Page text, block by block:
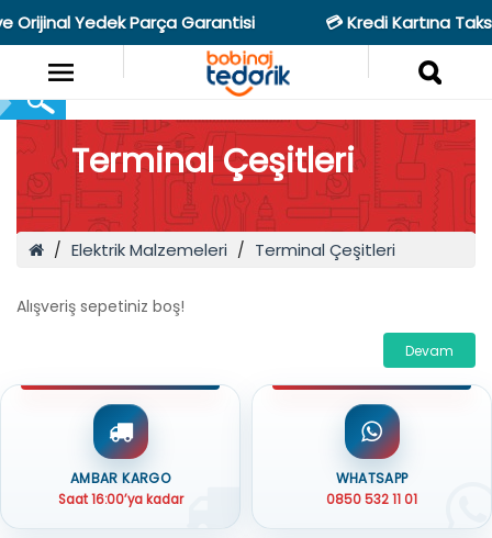
Yedek Parça Garantisi 💳 Kredi Kartına
Terminal Çeşitleri
Elektrik Malzemeleri Terminal Çeşitleri
Alışveriş sepetiniz boş!
Devam
AMBAR KARGO
Saat 16:00’ya kadar
WHATSAPP
0850 532 11 01